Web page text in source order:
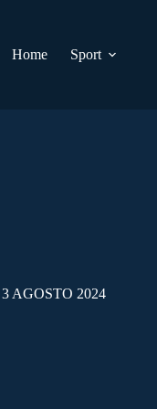
Home
Sport
AGOSTO 2024